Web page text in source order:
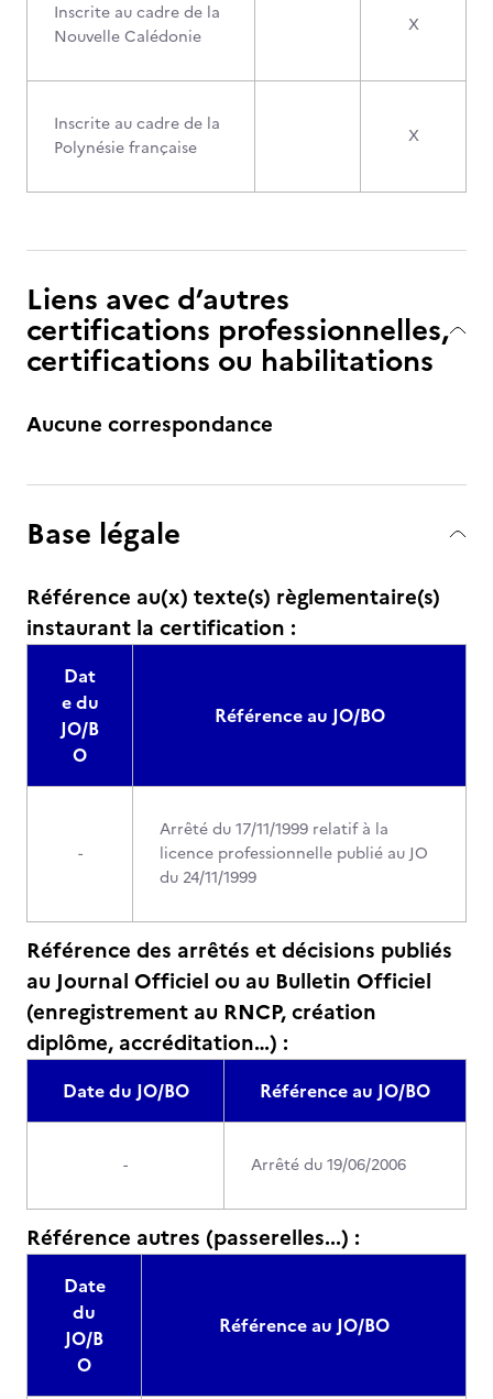
Inscrite au cadre de la
Nouvelle Calédonie
X
Inscrite au cadre de la
Polynésie française
X
Liens avec d’autres
certifications professionnelles,
certifications ou habilitations
Aucune correspondance
Base légale
Référence au(x) texte(s) règlementaire(s)
instaurant la certification :
Dat
e du
JO/B
O
Référence au JO/BO
-
Arrêté du 17/11/1999 relatif à la
licence professionnelle publié au JO
du 24/11/1999
Référence des arrêtés et décisions publiés
au Journal Officiel ou au Bulletin Officiel
(enregistrement au RNCP, création
diplôme, accréditation…) :
Date du JO/BO Référence au JO/BO
- Arrêté du 19/06/2006
Référence autres (passerelles...) :
Date
du
JO/B
O
Référence au JO/BO